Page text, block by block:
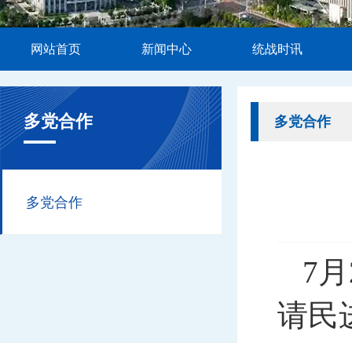
网站首页 新闻中心 统战时讯
多党合作
7
请民
多党合作
多党合作